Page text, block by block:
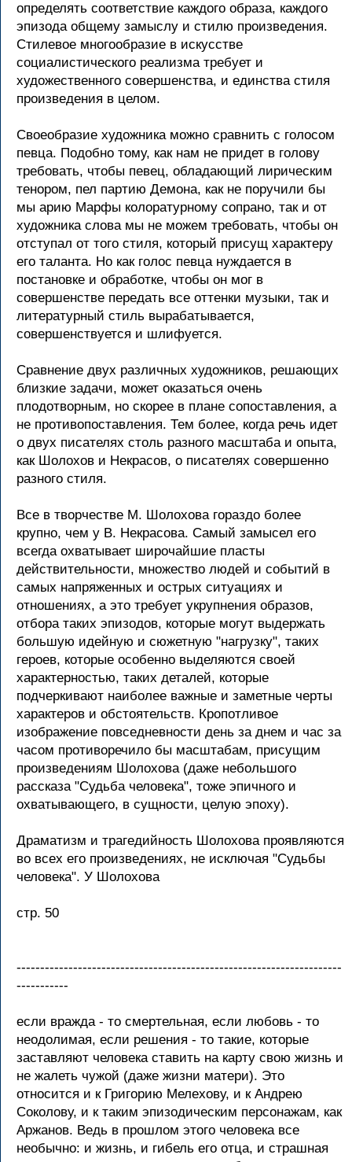
определять соответствие каждого образа, каждого
эпизода общему замыслу и стилю произведения.
Стилевое многообразие в искусстве
социалистического реализма требует и
художественного совершенства, и единства стиля
произведения в целом.
Своеобразие художника можно сравнить с голосом
певца. Подобно тому, как нам не придет в голову
требовать, чтобы певец, обладающий лирическим
тенором, пел партию Демона, как не поручили бы
мы арию Марфы колоратурному сопрано, так и от
художника слова мы не можем требовать, чтобы он
отступал от того стиля, который присущ характеру
его таланта. Но как голос певца нуждается в
постановке и обработке, чтобы он мог в
совершенстве передать все оттенки музыки, так и
литературный стиль вырабатывается,
совершенствуется и шлифуется.
Сравнение двух различных художников, решающих
близкие задачи, может оказаться очень
плодотворным, но скорее в плане сопоставления, а
не противопоставления. Тем более, когда речь идет
о двух писателях столь разного масштаба и опыта,
как Шолохов и Некрасов, о писателях совершенно
разного стиля.
Все в творчестве М. Шолохова гораздо более
крупно, чем у В. Некрасова. Самый замысел его
всегда охватывает широчайшие пласты
действительности, множество людей и событий в
самых напряженных и острых ситуациях и
отношениях, а это требует укрупнения образов,
отбора таких эпизодов, которые могут выдержать
большую идейную и сюжетную "нагрузку", таких
героев, которые особенно выделяются своей
характерностью, таких деталей, которые
подчеркивают наиболее важные и заметные черты
характеров и обстоятельств. Кропотливое
изображение повседневности день за днем и час за
часом противоречило бы масштабам, присущим
произведениям Шолохова (даже небольшого
рассказа "Судьба человека", тоже эпичного и
охватывающего, в сущности, целую эпоху).
Драматизм и трагедийность Шолохова проявляются
во всех его произведениях, не исключая "Судьбы
человека". У Шолохова
стр. 50
---------------------------------------------------------------------
-----------
если вражда - то смертельная, если любовь - то
неодолимая, если решения - то такие, которые
заставляют человека ставить на карту свою жизнь и
не жалеть чужой (даже жизни матери). Это
относится и к Григорию Мелехову, и к Андрею
Соколову, и к таким эпизодическим персонажам, как
Аржанов. Ведь в прошлом этого человека все
необычно: и жизнь, и гибель его отца, и страшная